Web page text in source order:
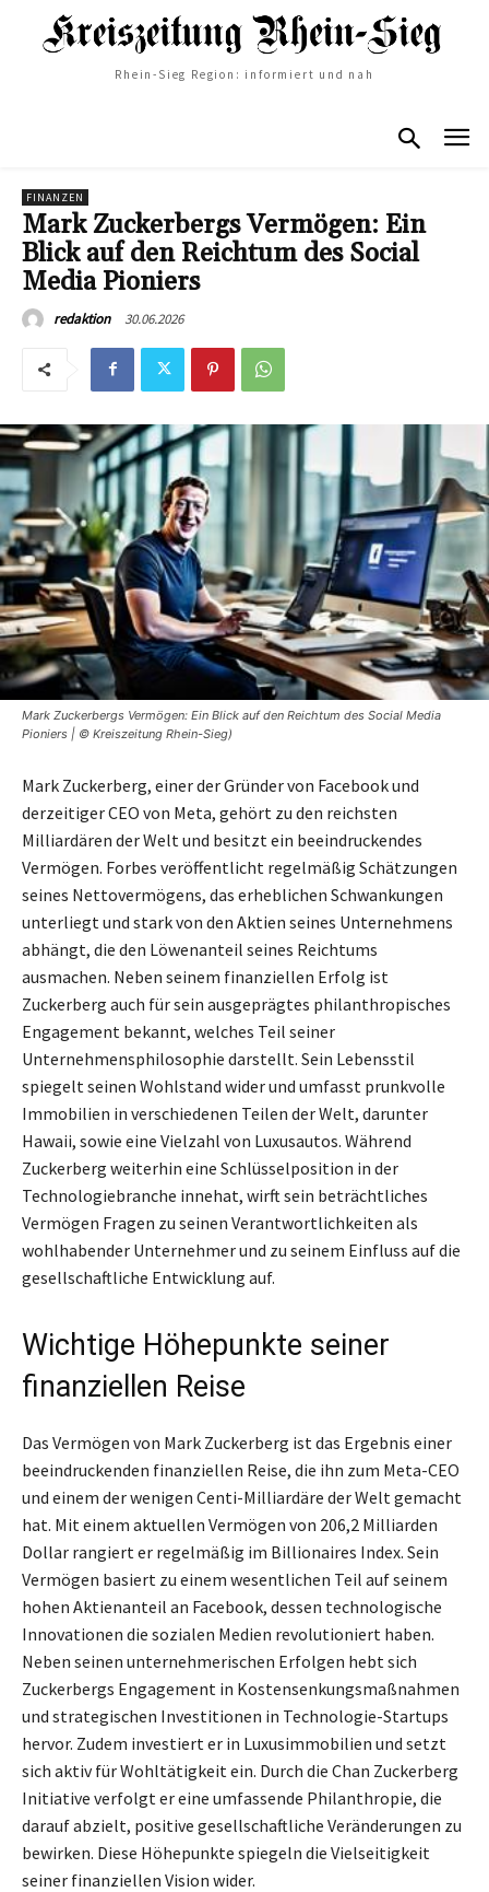
Rhein-Sieg Region: informiert und nah
FINANZEN
Mark Zuckerbergs Vermögen: Ein
Blick auf den Reichtum des Social
Media Pioniers
redaktion 30.06.2026
Mark Zuckerbergs Vermögen: Ein Blick auf den Reichtum des Social Media
Pioniers | © Kreiszeitung Rhein-Sieg)
Mark Zuckerberg, einer der Gründer von Facebook und
derzeitiger CEO von Meta, gehört zu den reichsten
Milliardären der Welt und besitzt ein beeindruckendes
Vermögen. Forbes veröffentlicht regelmäßig Schätzungen
seines Nettovermögens, das erheblichen Schwankungen
unterliegt und stark von den Aktien seines Unternehmens
abhängt, die den Löwenanteil seines Reichtums
ausmachen. Neben seinem finanziellen Erfolg ist
Zuckerberg auch für sein ausgeprägtes philanthropisches
Engagement bekannt, welches Teil seiner
Unternehmensphilosophie darstellt. Sein Lebensstil
spiegelt seinen Wohlstand wider und umfasst prunkvolle
Immobilien in verschiedenen Teilen der Welt, darunter
Hawaii, sowie eine Vielzahl von Luxusautos. Während
Zuckerberg weiterhin eine Schlüsselposition in der
Technologiebranche innehat, wirft sein beträchtliches
Vermögen Fragen zu seinen Verantwortlichkeiten als
wohlhabender Unternehmer und zu seinem Einfluss auf die
gesellschaftliche Entwicklung auf.
Wichtige Höhepunkte seiner
finanziellen Reise
Das Vermögen von Mark Zuckerberg ist das Ergebnis einer
beeindruckenden finanziellen Reise, die ihn zum Meta-CEO
und einem der wenigen Centi-Milliardäre der Welt gemacht
hat. Mit einem aktuellen Vermögen von 206,2 Milliarden
Dollar rangiert er regelmäßig im Billionaires Index. Sein
Vermögen basiert zu einem wesentlichen Teil auf seinem
hohen Aktienanteil an Facebook, dessen technologische
Innovationen die sozialen Medien revolutioniert haben.
Neben seinen unternehmerischen Erfolgen hebt sich
Zuckerbergs Engagement in Kostensenkungsmaßnahmen
und strategischen Investitionen in Technologie-Startups
hervor. Zudem investiert er in Luxusimmobilien und setzt
sich aktiv für Wohltätigkeit ein. Durch die Chan Zuckerberg
Initiative verfolgt er eine umfassende Philanthropie, die
darauf abzielt, positive gesellschaftliche Veränderungen zu
bewirken. Diese Höhepunkte spiegeln die Vielseitigkeit
seiner finanziellen Vision wider.